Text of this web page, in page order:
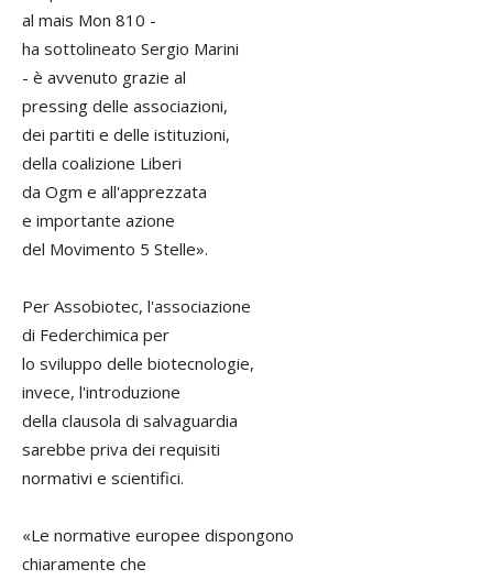
al mais Mon 810 -
ha sottolineato Sergio Marini
- è avvenuto grazie al
pressing delle associazioni,
dei partiti e delle istituzioni,
della coalizione Liberi
da Ogm e all'apprezzata
e importante azione
del Movimento 5 Stelle».
Per Assobiotec, l'associazione
di Federchimica per
lo sviluppo delle biotecnologie,
invece, l'introduzione
della clausola di salvaguardia
sarebbe priva dei requisiti
normativi e scientifici.
«Le normative europee dispongono
chiaramente che